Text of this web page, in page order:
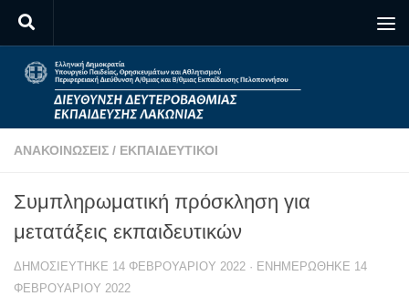
Skip to content
ΑΝΑΚΟΙΝΏΣΕΙΣ / ΕΚΠΑΙΔΕΥΤΙΚΟΊ
Συμπληρωματική πρόσκληση για
μετατάξεις εκπαιδευτικών
ΔΗΜΟΣΙΕΎΤΗΚΕ 14 ΦΕΒΡΟΥΑΡΊΟΥ 2022 · ΕΝΗΜΕΡΏΘΗΚΕ 14
ΦΕΒΡΟΥΑΡΊΟΥ 2022